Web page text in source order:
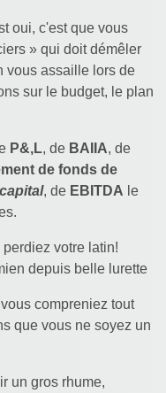
oui, c'est que vous
» qui doit démêler
vous assaille lors de
sur le budget, le plan
P&,L, de BAIIA, de
de fonds de
, de EBITDA le
perdiez votre latin!
depuis belle lurette
compreniez tout
que vous ne soyez un
un gros rhume,